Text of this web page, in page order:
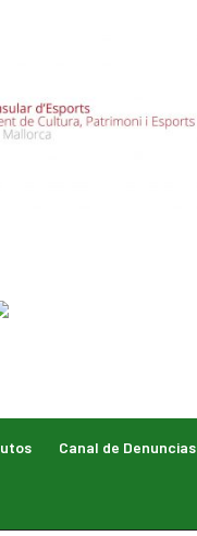
Canal de Denuncias